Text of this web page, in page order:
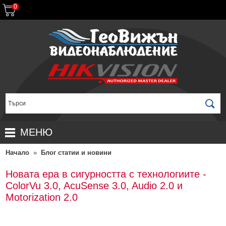
0
МЕНЮ
НАЧАЛО
ПРОДУКТИ
ПРОМОЦИИ
ЗА ДИСТРИБУТОРИ
Начало » Блог статии и новини
Новата ера в сигурността с технологиите -
ColorVu 3.0, AcuSense 3.0, Audio 2.0 и
Motorization 2.0